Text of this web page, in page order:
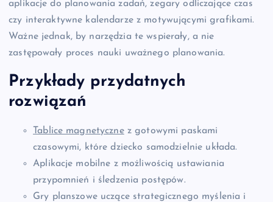
aplikacje do planowania zadań, zegary odliczające czas
czy interaktywne kalendarze z motywującymi grafikami.
Ważne jednak, by narzędzia te wspierały, a nie
zastępowały proces nauki uważnego planowania.
Przykłady przydatnych
rozwiązań
Tablice magnetycznez gotowymi paskami
czasowymi, które dziecko samodzielnie układa.
Aplikacje mobilne z możliwością ustawiania
przypomnień i śledzenia postępów.
Gry planszowe uczące strategicznego myślenia i